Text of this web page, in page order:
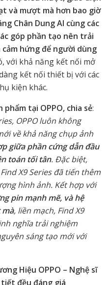
và mượt mà hơn bao giờ
Chân Dung AI cùng các
góp phần tạo nên trải
hứng để người dùng
với khả năng kết nối mở
kết nối thiết bị với các
kiện khác.
phẩm tại OPPO, chia sẻ:
OPPO luôn không
về khả năng chụp ảnh
giữa phần cứng dẫn đầu
toán tối tân. Đặc biệt,
X9 Series đã tiến thêm
hình ảnh. Kết hợp với
pin mạnh mẽ, và hệ
mà, liền mạch, Find X9
nghĩa trải nghiệm
sáng tạo mới với
Hiệu OPPO – Nghệ sĩ
tiết đều đáng giá